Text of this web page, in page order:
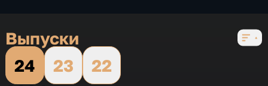
Выпуски
24
23
22